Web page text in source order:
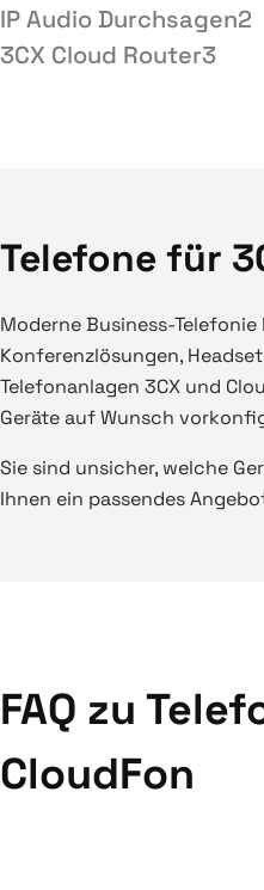
IP Audio Durchsagen2
3CX Cloud Router3
Telefone für
Moderne Business-
Konferenzlösungen,
Telefonanlagen 3CX und
Geräte auf Wunsch
Sie sind unsicher, welche
Ihnen ein passendes
FAQ zu
CloudFon